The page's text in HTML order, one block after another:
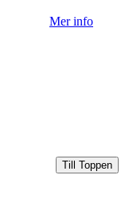
Mer info
Till Toppen